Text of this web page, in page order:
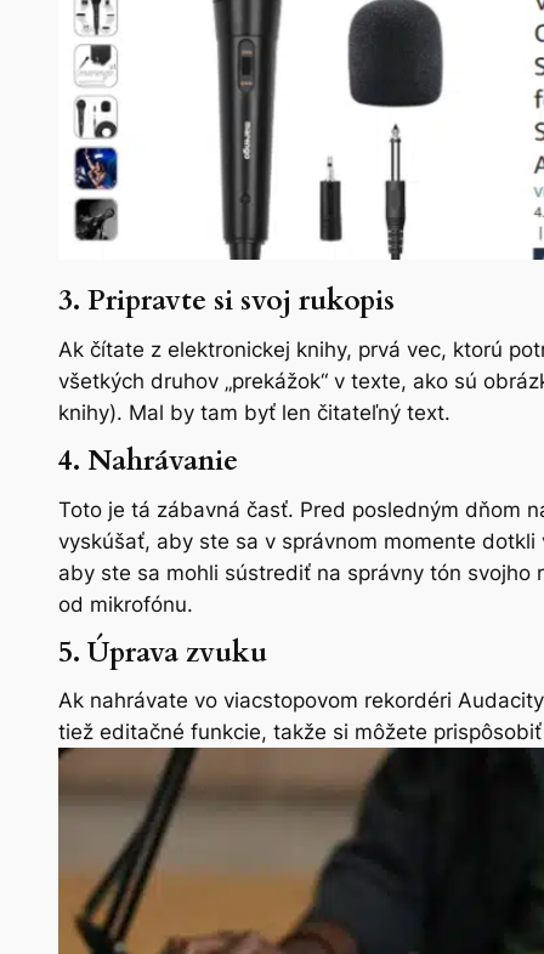
3. Pripravte si svoj rukopis
Ak čítate z elektronickej knihy, prvá vec, ktorú
všetkých druhov „prekážok“ v texte, ako sú
knihy). Mal by tam byť len čitateľný text.
4. Nahrávanie
Toto je tá zábavná časť. Pred posledným dňom
vyskúšať, aby ste sa v správnom momente
aby ste sa mohli sústrediť na správny tón
od mikrofónu.
5. Úprava zvuku
Ak nahrávate vo viacstopovom rekordéri
tiež editačné funkcie, takže si môžete